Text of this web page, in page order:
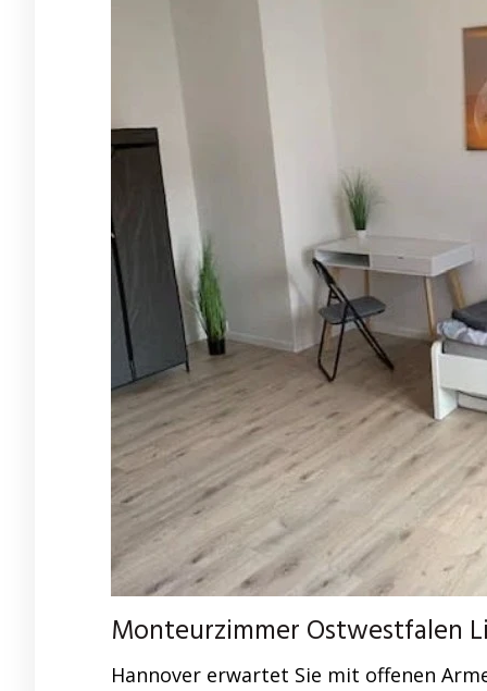
Monteurzimmer Ostwestfalen
Hannover erwartet Sie mit offenen